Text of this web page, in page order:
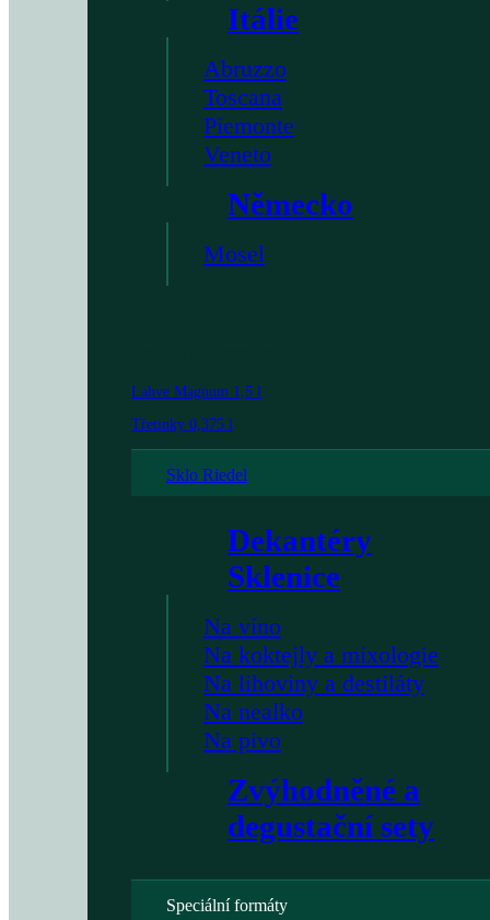
Itálie
Abruzzo
Toscana
Piemonte
Veneto
Německo
Mosel
Lahve Magnum 1,5 l
Třetinky 0,375 l
Sklo Riedel
Dekantéry
Sklenice
Na víno
Na koktejly a mixologie
Na lihoviny a destiláty
Na nealko
Na pivo
Zvýhodněné a
degustační sety
Speciální formáty